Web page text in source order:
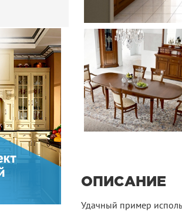
ОПИСАНИЕ
Удачный пример